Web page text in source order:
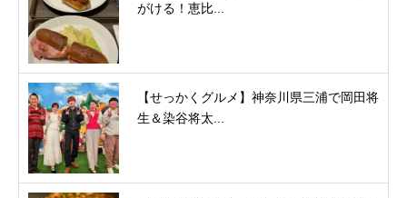
がける！恵比...
【せっかくグルメ】神奈川県三浦で岡田将
生＆染谷将太...